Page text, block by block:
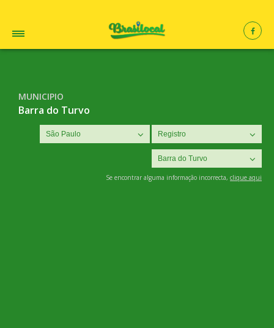
MUNICIPIO
Barra do Turvo
Se encontrar alguma informação incorrecta, clique aqui